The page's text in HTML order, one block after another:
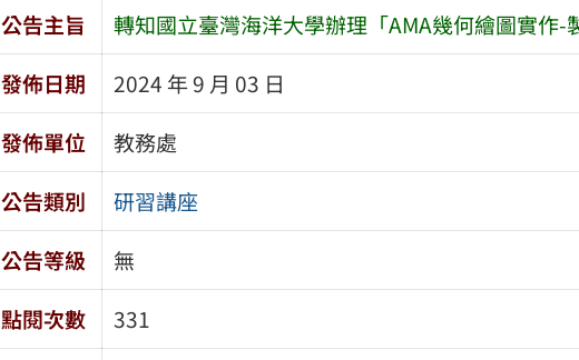
公告主旨
轉知國立臺灣海洋大學辦理「AMA幾何繪圖實作-
發佈日期
2024 年 9 月 03 日
發佈單位
教務處
公告類別
研習講座
公告等級
無
點閱次數
331